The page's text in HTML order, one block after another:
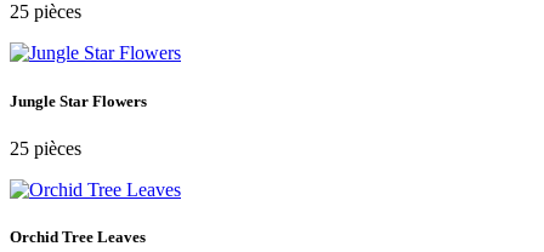
25 pièces
Jungle Star Flowers
25 pièces
Orchid Tree Leaves